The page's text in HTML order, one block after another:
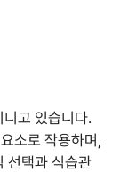
고 있습니다.
소로 작용하며,
선택과 식습관